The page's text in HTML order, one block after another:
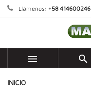
Llámenos: +58
 
INICIO